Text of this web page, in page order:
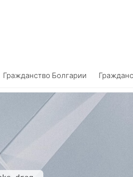
Гражданство Болгарии